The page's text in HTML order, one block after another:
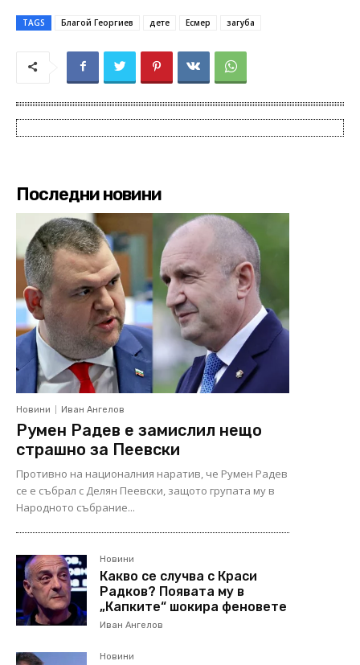
TAGS Благой Георгиев дете Есмер загуба
Последни новини
Новини Иван Ангелов
Румен Радев е замислил нещо
страшно за Пеевски
Противно на националния наратив, че Румен Радев
се е събрал с Делян Пеевски, защото групата му в
Народното събрание...
Новини
Какво се случва с Краси
Радков? Появата му в
„Капките“ шокира феновете
Иван Ангелов
Новини